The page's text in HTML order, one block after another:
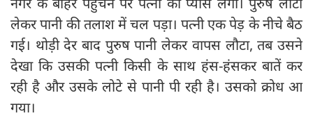
लेकर पानी की तलाश में चल पड़ा। पत्‍नी एक पेड़ के नीचे बैठ
गई। थोड़ी देर बाद पुरुष पानी लेकर वापस लौटा, तब उसने
देखा कि उसकी पत्‍नी किसी के साथ हंस-हंसकर बातें कर
रही है और उसके लोटे से पानी पी रही है। उसको क्रोध आ
गया।